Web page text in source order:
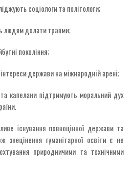
соціологи та політологи;
людям долати травми;
покоління;
держави на міжнародній арені;
капелани підтримують моральний дух
існування повноцінної держави та
знецінення гуманітарної освіти є не
природничими та технічними